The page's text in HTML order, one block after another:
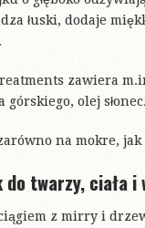
łuski, dodaje
zawiera
górskiego, olej
na mokre,
twarzy, ciała i
z mirry i